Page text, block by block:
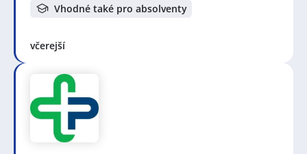
Vhodné také pro absolventy
včerejší